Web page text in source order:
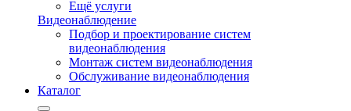
Ещё услуги
Видеонаблюдение
Подбор и проектирование систем
видеонаблюдения
Монтаж систем видеонаблюдения
Обслуживание видеонаблюдения
Каталог